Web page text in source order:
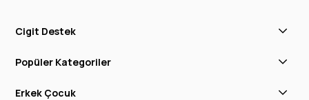
Cigit Destek
Popüler Kategoriler
Erkek Çocuk